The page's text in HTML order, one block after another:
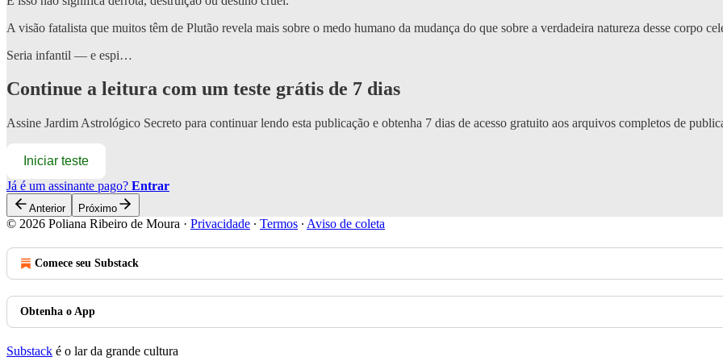
A visão fatalista que muitos têm de Plutão revela mais sobre o medo humano da mudança do que sobre a verdadeira natureza desse corpo
Seria infantil — e espi…
Continue a leitura com um teste grátis de 7 dias
Assine Jardim Astrológico Secreto para continuar lendo esta publicação e obtenha 7 dias de acesso gratuito aos arquivos completos de
Iniciar teste
Já é um assinante pago? Entrar
Anterior Próximo
© 2026 Poliana Ribeiro de Moura · Privacidade ∙ Termos ∙ Aviso de coleta
Comece seu Substack
Obtenha o App
Substack é o lar da grande cultura